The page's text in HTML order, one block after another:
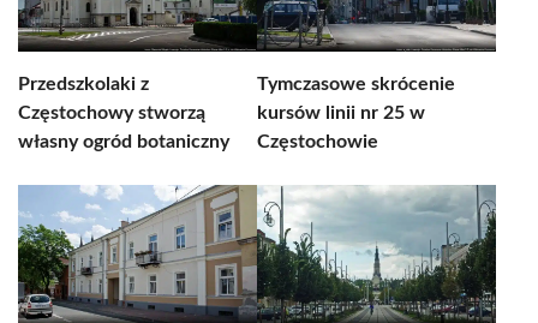
Przedszkolaki z
Częstochowy stworzą
własny ogród botaniczny
Tymczasowe skrócenie
kursów linii nr 25 w
Częstochowie